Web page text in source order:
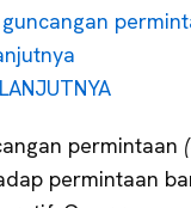
permintaan
permintaan